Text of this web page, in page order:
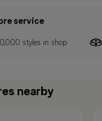
service
styles in shop
nearby